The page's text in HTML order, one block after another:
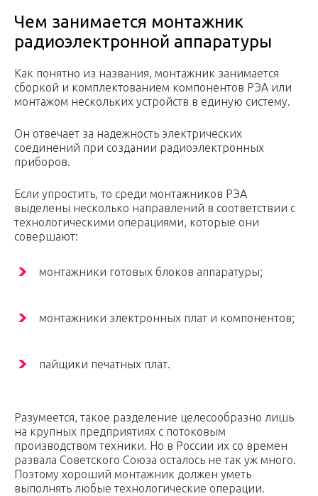
Чем занимается монтажник
радиоэлектронной аппаратуры
Как понятно из названия, монтажник занимается
сборкой и комплектованием компонентов РЭА или
монтажом нескольких устройств в единую систему.
Он отвечает за надежность электрических
соединений при создании радиоэлектронных
приборов.
Если упростить, то среди монтажников РЭА
выделены несколько направлений в соответствии с
технологическими операциями, которые они
совершают:
монтажники готовых блоков аппаратуры;
монтажники электронных плат и компонентов;
пайщики печатных плат.
Разумеется, такое разделение целесообразно лишь
на крупных предприятиях с потоковым
производством техники. Но в России их со времен
развала Советского Союза осталось не так уж много.
Поэтому хороший монтажник должен уметь
выполнять любые технологические операции.